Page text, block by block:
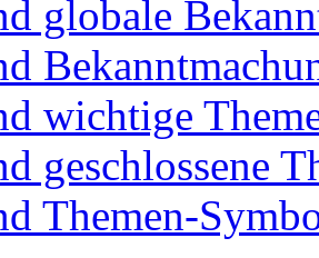
globale
wichtige
geschlossene
Themen-